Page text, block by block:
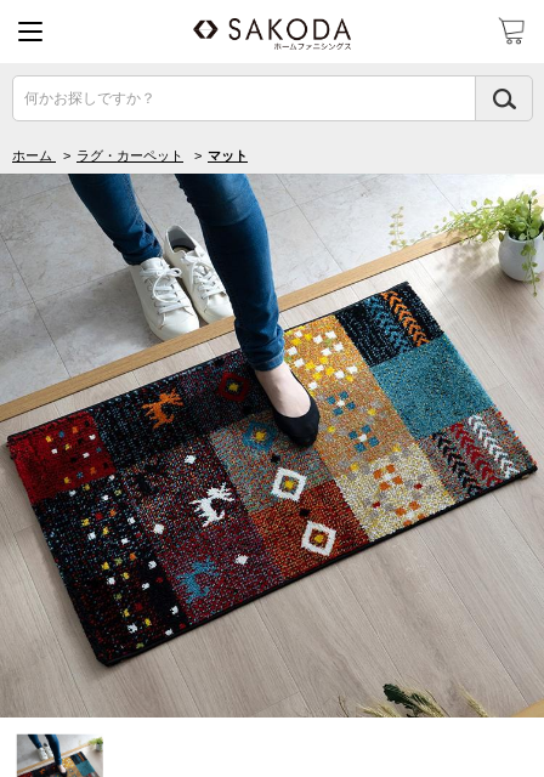
何かお探しですか？
ホーム > ラグ・カーペット > マット